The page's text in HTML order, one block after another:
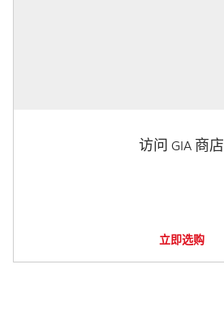
访问 GIA 商店
立即选购